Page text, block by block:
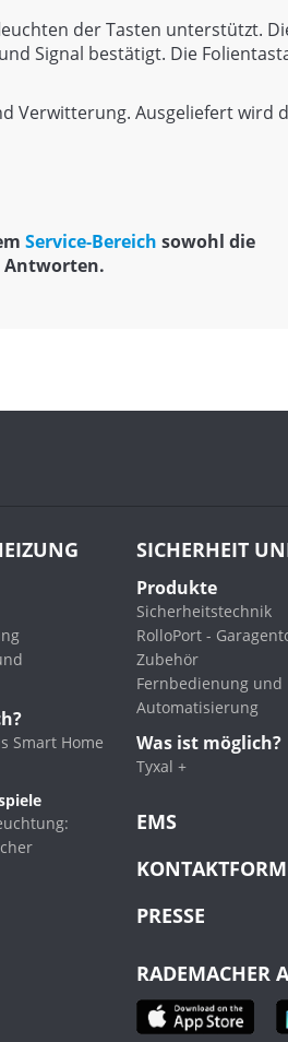
der Tasten unterstützt.
Signal bestätigt. Die
Verwitterung. Ausgeliefert wird
Service-Bereich sowohl die
Antworten.
Smart Home
SICHERHEIT
Produkte
Sicherheitstechnik
RolloPort -
Zubehör
Fernbedienung und
Automatisierung
Was ist möglich?
Tyxal +
EMS
PRESSE
RADEMACHER